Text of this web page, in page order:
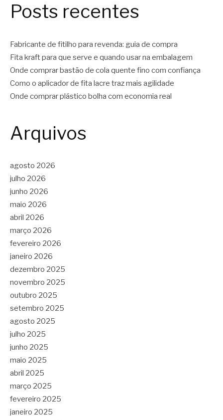
Posts recentes
Fabricante de fitilho para revenda: guia de compra
Fita kraft para que serve e quando usar na embalagem
Onde comprar bastão de cola quente fino com confiança
Como o aplicador de fita lacre traz mais agilidade
Onde comprar plástico bolha com economia real
Arquivos
agosto 2026
julho 2026
junho 2026
maio 2026
abril 2026
março 2026
fevereiro 2026
janeiro 2026
dezembro 2025
novembro 2025
outubro 2025
setembro 2025
agosto 2025
julho 2025
junho 2025
maio 2025
abril 2025
março 2025
fevereiro 2025
janeiro 2025